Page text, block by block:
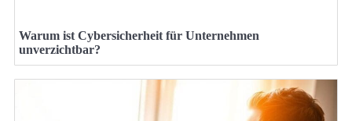
Warum ist Cybersicherheit für Unternehmen
unverzichtbar?